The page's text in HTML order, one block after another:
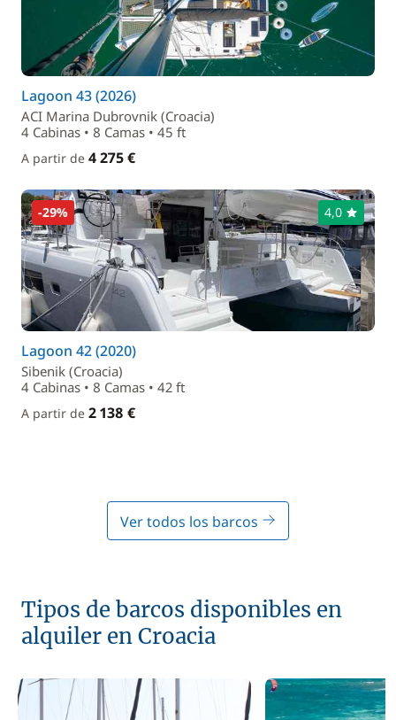
Lagoon 43 (2026)
ACI Marina Dubrovnik (Croacia)
4 Cabinas • 8 Camas • 45 ft
A partir de 4 275 €
-29% 4,0
Lagoon 42 (2020)
Sibenik (Croacia)
4 Cabinas • 8 Camas • 42 ft
A partir de 2 138 €
Ver todos los barcos
Tipos de barcos disponibles en
alquiler en Croacia